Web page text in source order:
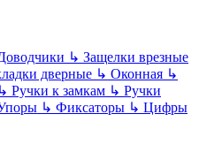
↳ Защелки врезные
дверные ↳ Оконная ↳
↳ Ручки к замкам ↳ Ручки
↳ Фиксаторы ↳ Цифры